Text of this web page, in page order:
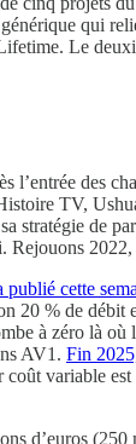
qui
Le
l’entrée des
TV,
stratégie de
Rejouons
publié cette
20 % de
à zéro là
AV1. Fin
variable
d’euros